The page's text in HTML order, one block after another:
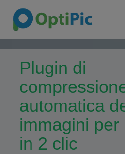
Plugin di
automatica
immagini per
in 2 clic